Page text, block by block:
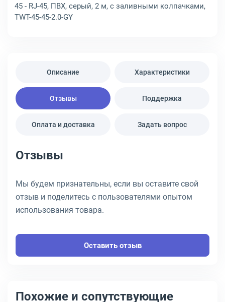
45 - RJ-45, ПВХ, серый, 2 м, с заливными колпачками,
TWT-45-45-2.0-GY
Описание Характеристики
Отзывы Поддержка
Оплата и доставка Задать вопрос
Отзывы
Мы будем признательны, если вы оставите свой
отзыв и поделитесь с пользователями опытом
использования товара.
Оставить отзыв
Похожие и сопутствующие